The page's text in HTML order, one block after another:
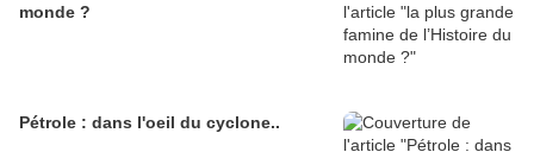
monde ?
Pétrole : dans l'oeil du cyclone..